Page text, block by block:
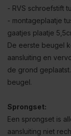
- RVS schroefstift
- montageplaatje
gaatjes plaatje
De eerste beugel
aansluiting en
de grond
beugel.
Sprongset:
Een sprongset is
aansluiting niet